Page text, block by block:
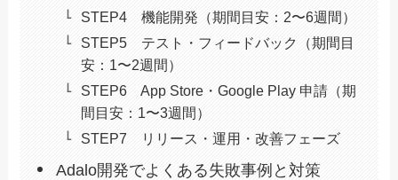
STEP4 機能開発（期間目安：2〜6週間）
STEP5 テスト・フィードバック（期間目
安：1〜2週間）
STEP6 App Store・Google Play 申請（期
間目安：1〜3週間）
STEP7 リリース・運用・改善フェーズ
Adalo開発でよくある失敗事例と対策